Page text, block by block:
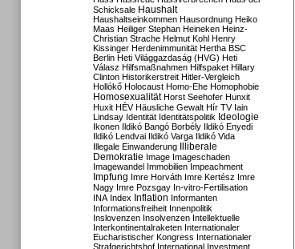
Schicksale Haushalt
Haushaltseinkommen Hausordnung Heiko
Maas Heiliger Stephan Heineken Heinz-
Christian Strache Helmut Kohl Henry
Kissinger Herdenimmunität Hertha BSC
Berlin Heti Világgazdaság (HVG) Heti
Válasz Hilfsmaßnahmen Hilfspaket Hillary
Clinton Historikerstreit Hitler-Vergleich
Hollókő Holocaust Homo-Ehe Homophobie
Homosexualität Horst Seehofer Hunxit
Huxit HÉV Häusliche Gewalt Hír TV Iain
Lindsay Identität Identitätspolitik Ideologie
Ikonen Ildikó Bangó Borbély Ildikó Enyedi
Ildikó Lendvai Ildikó Varga Ildikó Vida
Illegale Einwanderung Illiberale
Demokratie Image Imageschaden
Imagewandel Immobilien Impeachment
Impfung Imre Horváth Imre Kertész Imre
Nagy Imre Pozsgay In-vitro-Fertilisation
INA Index Inflation Informanten
Informationsfreiheit Innenpolitik
Inslovenzen Insolvenzen Intellektuelle
Interkontinentalraketen Internationaler
Eucharistischer Kongress Internationaler
Strafgerichtshof International Investment